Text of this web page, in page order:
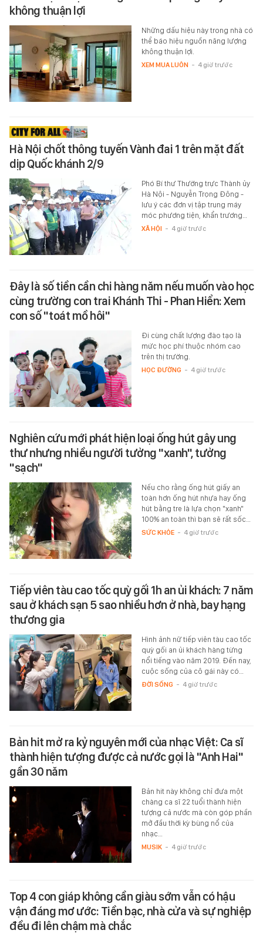
không thuận lợi
Những dấu hiệu này trong nhà có
thể báo hiệu nguồn năng lượng
không thuận lợi.
XEM MUA LUÔN - 4 giờ trước
Hà Nội chốt thông tuyến Vành đai 1 trên mặt đất
dịp Quốc khánh 2/9
Phó Bí thư Thường trực Thành ủy
Hà Nội - Nguyễn Trọng Đông -
lưu ý các đơn vị tập trung máy
móc phương tiện, khẩn trương…
XÃ HỘI - 4 giờ trước
Đây là số tiền cần chi hàng năm nếu muốn vào học
cùng trường con trai Khánh Thi - Phan Hiển: Xem
con số "toát mồ hôi"
Đi cùng chất lượng đào tạo là
mức học phí thuộc nhóm cao
trên thị trường.
HỌC ĐƯỜNG - 4 giờ trước
Nghiên cứu mới phát hiện loại ống hút gây ung
thư nhưng nhiều người tưởng "xanh", tưởng
"sạch"
Nếu cho rằng ống hút giấy an
toàn hơn ống hút nhựa hay ống
hút bằng tre là lựa chọn "xanh"
100% an toàn thì bạn sẽ rất sốc…
SỨC KHỎE - 4 giờ trước
Tiếp viên tàu cao tốc quỳ gối 1h an ủi khách: 7 năm
sau ở khách sạn 5 sao nhiều hơn ở nhà, bay hạng
thương gia
Hình ảnh nữ tiếp viên tàu cao tốc
quỳ gối an ủi khách hàng từng
nổi tiếng vào năm 2019. Đến nay,
cuộc sống của cô gái này có…
ĐỜI SỐNG - 4 giờ trước
Bản hit mở ra kỷ nguyên mới của nhạc Việt: Ca sĩ
thành hiện tượng được cả nước gọi là "Anh Hai"
gần 30 năm
Bản hit này không chỉ đưa một
chàng ca sĩ 22 tuổi thành hiện
tượng cả nước mà còn góp phần
mở đầu thời kỳ bùng nổ của
nhạc…
MUSIK - 4 giờ trước
Top 4 con giáp không cần giàu sớm vẫn có hậu
vận đáng mơ ước: Tiền bạc, nhà cửa và sự nghiệp
đều đi lên chậm mà chắc